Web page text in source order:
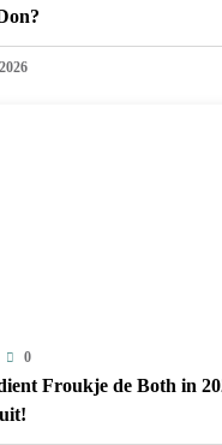
0
Froukje de Both in